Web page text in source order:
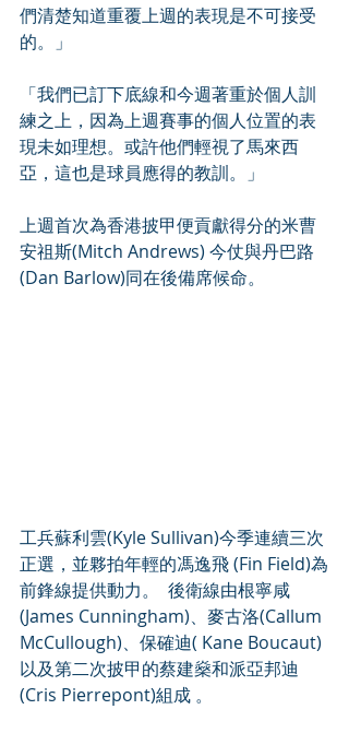
們清楚知道重覆上週的表現是不可接受
的。」
「我們已訂下底線和今週著重於個人訓
練之上，因為上週賽事的個人位置的表
現未如理想。或許他們輕視了馬來西
亞，這也是球員應得的教訓。」
上週首次為香港披甲便貢獻得分的米曹
安祖斯(Mitch Andrews) 今仗與丹巴路
(Dan Barlow)同在後備席候命。
工兵蘇利雲(Kyle Sullivan)今季連續三次
正選，並夥拍年輕的馮逸飛 (Fin Field)為
前鋒線提供動力。  後衛線由根寧咸
(James Cunningham)、麥古洛(Callum
McCullough)、保確迪( Kane Boucaut)
以及第二次披甲的蔡建燊和派亞邦迪
(Cris Pierrepont)組成 。